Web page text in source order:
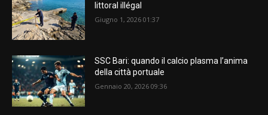
littoral illégal
Giugno 1, 2026 01:37
SSC Bari: quando il calcio plasma l’anima
della città portuale
Gennaio 20, 2026 09:36